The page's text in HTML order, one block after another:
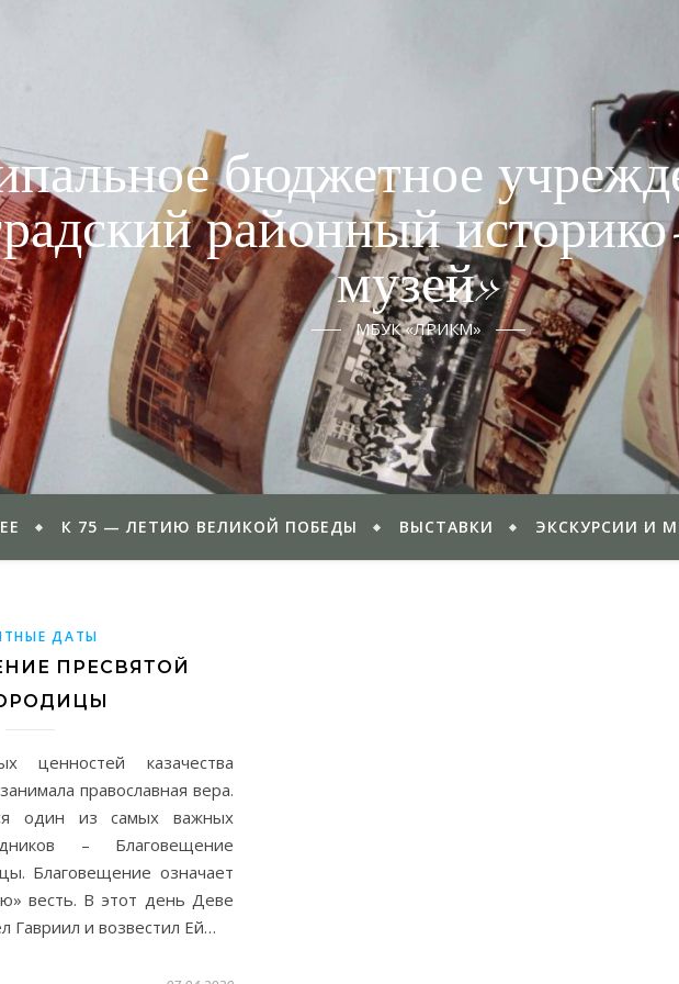
бюджетное
районный
музей»
МБУК «ЛРИКМ»
К 75 — ЛЕТИЮ ВЕЛИКОЙ ПОБЕДЫ ВЫСТАВКИ ЭКСКУРСИИ И
ДАТЫ
ПРЕСВЯТОЙ
ценностей казачества
православная вера.
один из самых важных
– Благовещение
Благовещение означает
весть. В этот день Деве
Гавриил и возвестил Ей…